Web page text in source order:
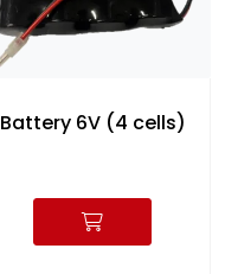
Battery 6V (4 cells)